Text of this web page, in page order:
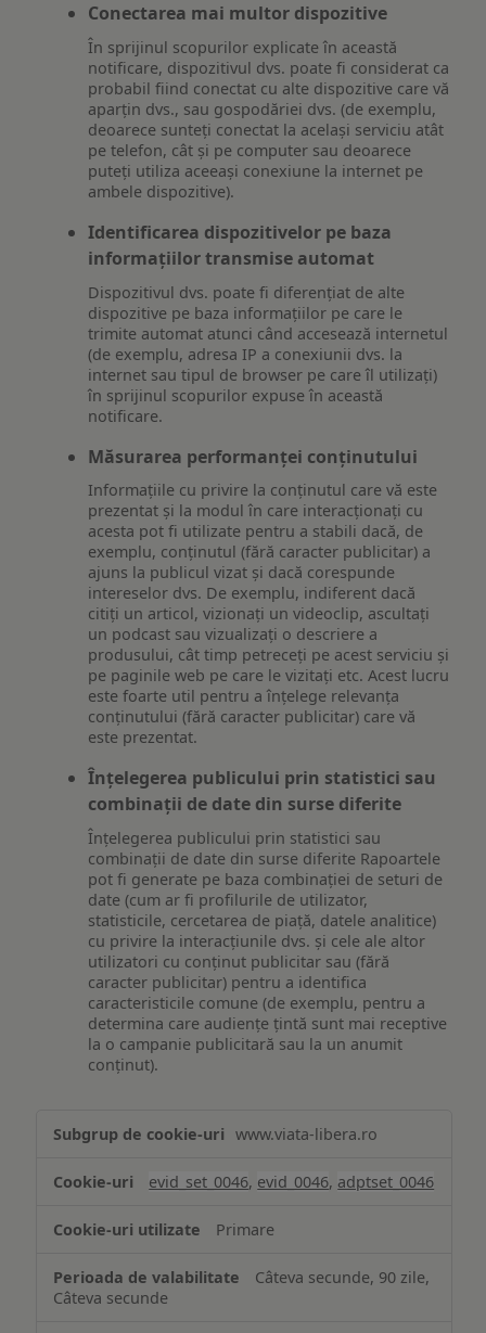
Conectarea mai multor dispozitive
În sprijinul scopurilor explicate în această
notificare, dispozitivul dvs. poate fi considerat ca
probabil fiind conectat cu alte dispozitive care vă
aparțin dvs., sau gospodăriei dvs. (de exemplu,
deoarece sunteți conectat la același serviciu atât
pe telefon, cât și pe computer sau deoarece
puteți utiliza aceeași conexiune la internet pe
ambele dispozitive).
Identificarea dispozitivelor pe baza
informațiilor transmise automat
Dispozitivul dvs. poate fi diferențiat de alte
dispozitive pe baza informațiilor pe care le
trimite automat atunci când accesează internetul
(de exemplu, adresa IP a conexiunii dvs. la
internet sau tipul de browser pe care îl utilizați)
în sprijinul scopurilor expuse în această
notificare.
Măsurarea performanței conținutului
Informațiile cu privire la conținutul care vă este
prezentat și la modul în care interacționați cu
acesta pot fi utilizate pentru a stabili dacă, de
exemplu, conținutul (fără caracter publicitar) a
ajuns la publicul vizat și dacă corespunde
intereselor dvs. De exemplu, indiferent dacă
citiți un articol, vizionați un videoclip, ascultați
un podcast sau vizualizați o descriere a
produsului, cât timp petreceți pe acest serviciu și
pe paginile web pe care le vizitați etc. Acest lucru
este foarte util pentru a înțelege relevanța
conținutului (fără caracter publicitar) care vă
este prezentat.
Înțelegerea publicului prin statistici sau
combinații de date din surse diferite
Înțelegerea publicului prin statistici sau
combinații de date din surse diferite Rapoartele
pot fi generate pe baza combinației de seturi de
date (cum ar fi profilurile de utilizator,
statisticile, cercetarea de piață, datele analitice)
cu privire la interacțiunile dvs. și cele ale altor
utilizatori cu conținut publicitar sau (fără
caracter publicitar) pentru a identifica
caracteristicile comune (de exemplu, pentru a
determina care audiențe țintă sunt mai receptive
la o campanie publicitară sau la un anumit
conținut).
www.viata-libera.ro
evid_set_0046, evid_0046, adptset_0046
Primare
Câteva secunde, 90 zile,
Câteva secunde